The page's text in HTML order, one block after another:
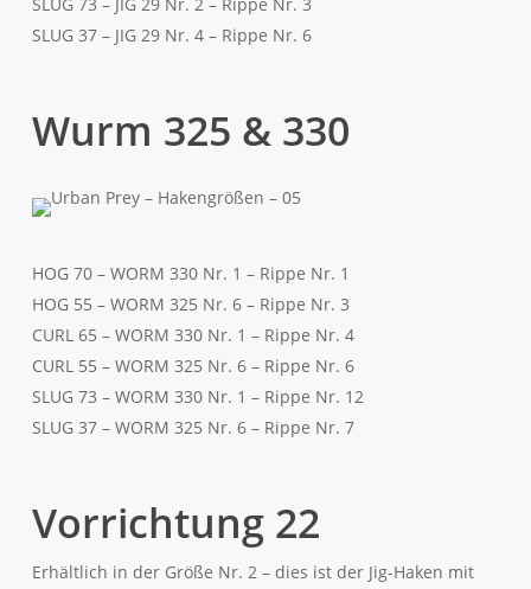
SLUG 37 – JIG 29 Nr. 4 – Rippe Nr. 6
Wurm 325 & 330
HOG 70 – WORM 330 Nr. 1 – Rippe Nr. 1
HOG 55 – WORM 325 Nr. 6 – Rippe Nr. 3
CURL 65 – WORM 330 Nr. 1 – Rippe Nr. 4
CURL 55 – WORM 325 Nr. 6 – Rippe Nr. 6
SLUG 73 – WORM 330 Nr. 1 – Rippe Nr. 12
SLUG 37 – WORM 325 Nr. 6 – Rippe Nr. 7
Vorrichtung 22
Erhältlich in der Größe Nr. 2 – dies ist der Jig-Haken mit